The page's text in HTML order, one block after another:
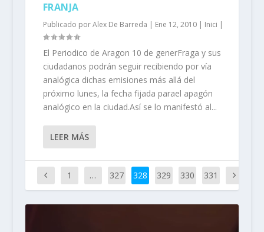
FRANJA
Publicado porAlex De Barreda | Ene 12, 2010| Inici |
El Periodico de Aragon 10 de generFraga y sus
ciudadanos podrán seguir recibiendo por vía
analógica dichas emisiones más allá del
próximo lunes, la fecha fijada parael apagón
analógico en la ciudad.Así se lo manifestó al...
LEER MÁS
1 … 327 328 329 330 331